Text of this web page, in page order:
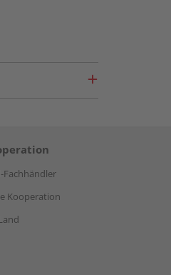
Fachhändler
Kooperation